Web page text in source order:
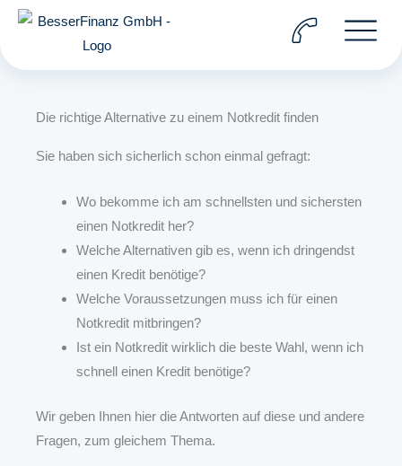
Zum
springen
Die richtige Alternative zu einem Notkredit finden
Sie haben sich sicherlich schon einmal gefragt:
Wo bekomme ich am schnellsten und sichersten
einen Notkredit her?
Welche Alternativen gib es, wenn ich dringendst
einen Kredit benötige?
Welche Voraussetzungen muss ich für einen
Notkredit mitbringen?
Ist ein Notkredit wirklich die beste Wahl, wenn ich
schnell einen Kredit benötige?
Wir geben Ihnen hier die Antworten auf diese und andere
Fragen, zum gleichem Thema.